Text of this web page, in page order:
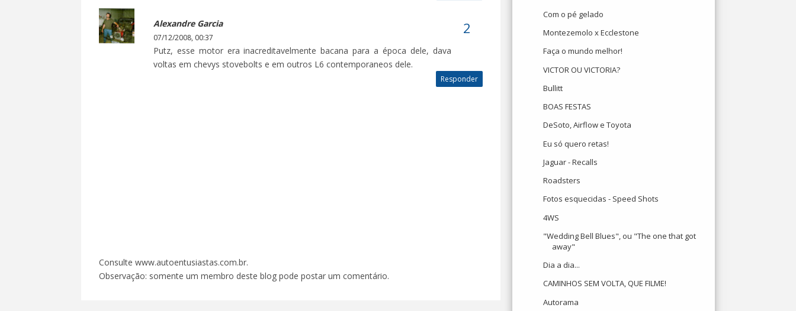
Alexandre Garcia
07/12/2008, 00:37
Putz, esse motor era inacreditavelmente bacana para a época dele, dava
voltas em chevys stovebolts e em outros L6 contemporaneos dele.
Responder
Consulte www.autoentusiastas.com.br.
Observação: somente um membro deste blog pode postar um comentário.
Com o pé gelado
Montezemolo x Ecclestone
Faça o mundo melhor!
VICTOR OU VICTORIA?
Bullitt
BOAS FESTAS
DeSoto, Airflow e Toyota
Eu só quero retas!
Jaguar - Recalls
Roadsters
Fotos esquecidas - Speed Shots
4WS
"Wedding Bell Blues", ou "The one that got
away"
Dia a dia...
CAMINHOS SEM VOLTA, QUE FILME!
Autorama